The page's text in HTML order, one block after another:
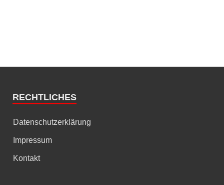
RECHTLICHES
Datenschutzerklärung
Impressum
Kontakt